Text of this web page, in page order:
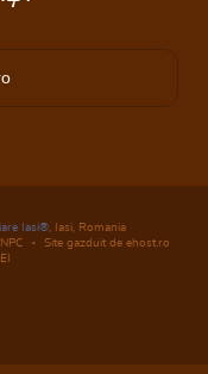
Iasi® , Iasi, Romania
Site gazduit de ehost.ro